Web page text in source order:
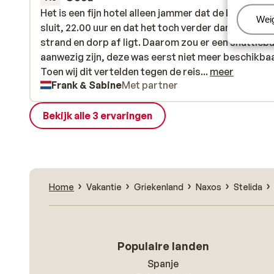
Het is een fijn hotel alleen jammer dat de bar zo
sluit, 22.00 uur en dat het toch verder dan verwacht
strand en dorp af ligt. Daarom zou er een
aanwezig zijn, deze was eerst niet meer
Toen wij dit vertelden tegen de reisleiding was het
aanvraag beschikbaar.
Het is een fijn hotel alleen jammer dat de bar zo
sluit, 22.00 uur en dat het toch verder dan verwacht
strand en dorp af ligt. Daarom zou er een
aanwezig zijn, deze was eerst niet meer
Toen wij dit vertelden tegen de reis... meer
Frank & SabineMet partner
Bekijk alle 3 ervaringen
Home Vakantie Griekenland Naxos Stelida
Populaire landen
Spanje